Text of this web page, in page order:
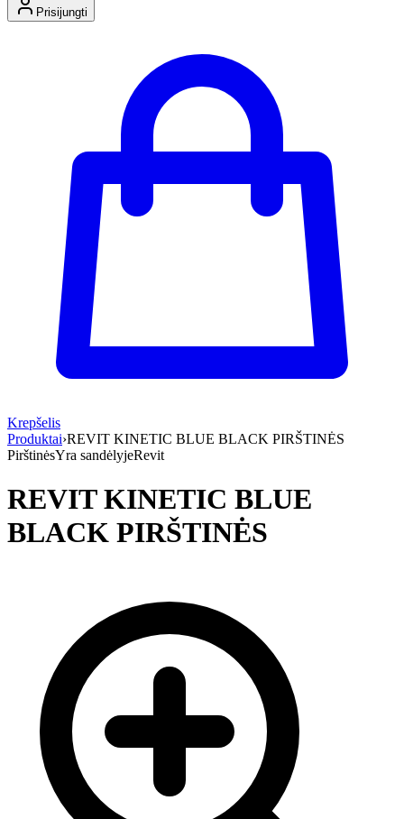
Prisijungti
Krepšelis
Produktai›REVIT KINETIC BLUE BLACK PIRŠTINĖS
PirštinėsYra sandėlyjeRevit
REVIT KINETIC BLUE
BLACK PIRŠTINĖS